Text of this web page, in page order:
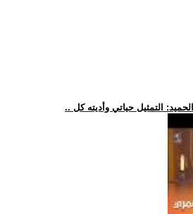
التمثيل حياتي وأديته كل